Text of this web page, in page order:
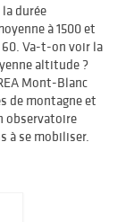
durée
à 1500 et
Va-t-on voir la
altitude ?
Mont-Blanc
de montagne et
observatoire
à se mobiliser.